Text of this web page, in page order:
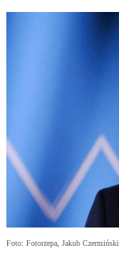
Foto: Fotorzepa, Jakub Czermiński